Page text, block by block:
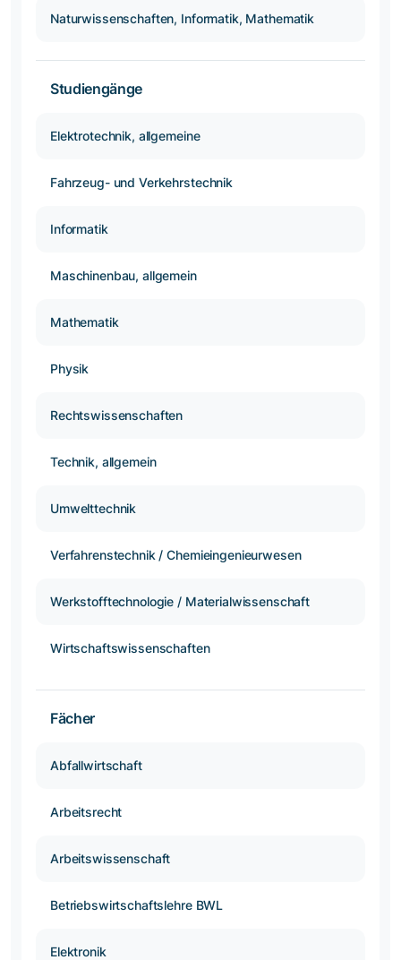
Naturwissenschaften, Informatik, Mathematik
Studiengänge
Elektrotechnik, allgemeine
Fahrzeug- und Verkehrstechnik
Informatik
Maschinenbau, allgemein
Mathematik
Physik
Rechtswissenschaften
Technik, allgemein
Umwelttechnik
Verfahrenstechnik / Chemieingenieurwesen
Werkstofftechnologie / Materialwissenschaft
Wirtschaftswissenschaften
Fächer
Abfallwirtschaft
Arbeitsrecht
Arbeitswissenschaft
Betriebswirtschaftslehre BWL
Elektronik